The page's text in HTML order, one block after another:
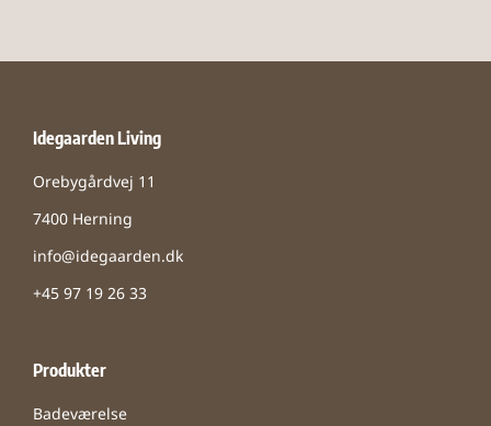
Idegaarden Living
Orebygårdvej 11
7400 Herning
info@idegaarden.dk
+45 97 19 26 33
Produkter
Badeværelse